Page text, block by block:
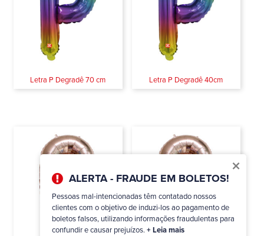
×
ALERTA - FRAUDE EM BOLETOS!
Pessoas mal-intencionadas têm contatado nossos
clientes com o objetivo de induzi-los ao pagamento de
boletos falsos, utilizando informações fraudulentas para
confundir e causar prejuízos. + Leia mais
Letra P Degradê 70 cm Letra P Degradê 40cm